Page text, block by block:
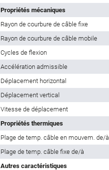
Propriétés mécaniques
Rayon de courbure de câble fixe
Rayon de courbure de câble mobile
Cycles de flexion
Accélération admissible
Déplacement horizontal
Déplacement vertical
Vitesse de déplacement
Propriétés thermiques
Plage de temp. câble en mouvem. de/à
Plage de temp. câble fixe de/à
Autres caractéristiques